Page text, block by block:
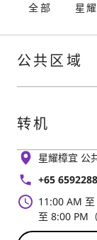
言:
全部 星
公共区域
转机
星耀樟宜 公
+65
11:00 AM
至 8:00 PM